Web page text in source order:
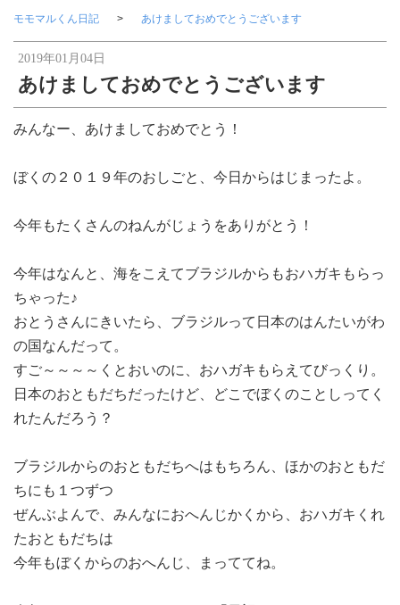
モモマルくん日記 あけましておめでとうございます
2019年01月04日
あけましておめでとうございます
みんなー、あけましておめでとう！
ぼくの２０１９年のおしごと、今日からはじまったよ。
今年もたくさんのねんがじょうをありがとう！
今年はなんと、海をこえてブラジルからもおハガキもらっ
ちゃった♪
おとうさんにきいたら、ブラジルって日本のはんたいがわ
の国なんだって。
すご～～～～くとおいのに、おハガキもらえてびっくり。
日本のおともだちだったけど、どこでぼくのことしってく
れたんだろう？
ブラジルからのおともだちへはもちろん、ほかのおともだ
ちにも１つずつ
ぜんぶよんで、みんなにおへんじかくから、おハガキくれ
たおともだちは
今年もぼくからのおへんじ、まっててね。